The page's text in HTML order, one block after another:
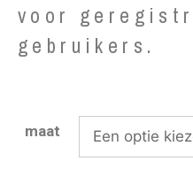
voor
gebruikers.
maat